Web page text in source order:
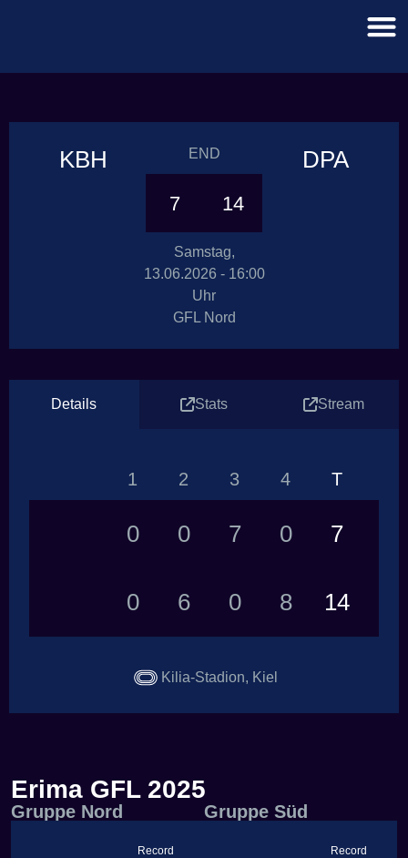
KBH END
7 14
Samstag,
13.06.2026 - 16:00
Uhr
GFL Nord
DPA
Details Stats Stream
1 2 3 4 T
0 0 7 0 7
0 6 0 8 14
Kilia-Stadion, Kiel
Erima GFL 2025
Gruppe Nord
Record
Gruppe Süd
Record